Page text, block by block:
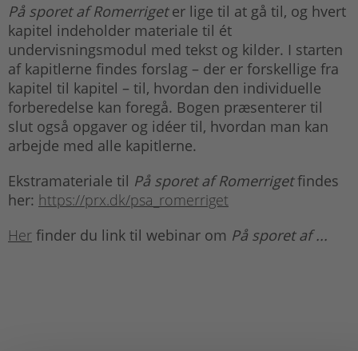
På sporet af Romerrigeter lige til at gå til, og hvert
kapitel indeholder materiale til ét
undervisningsmodul med tekst og kilder. I starten
af kapitlerne findes forslag – der er forskellige fra
kapitel til kapitel – til, hvordan den individuelle
forberedelse kan foregå. Bogen præsenterer til
slut også opgaver og idéer til, hvordan man kan
arbejde med alle kapitlerne.
Ekstramateriale til På sporet af Romerrigetfindes
her: https://prx.dk/psa_romerriget
Her finder du link til webinar om På sporet af ...